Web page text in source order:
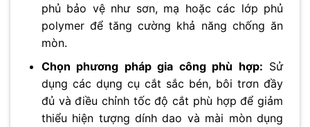
phủ bảo vệ như sơn, mạ hoặc các lớp phủ
polymer để tăng cường khả năng chống ăn
mòn.
Chọn phương pháp gia công phù hợp: Sử
dụng các dụng cụ cắt sắc bén, bôi trơn đầy
đủ và điều chỉnh tốc độ cắt phù hợp để giảm
thiểu hiện tượng dính dao và mài mòn dụng